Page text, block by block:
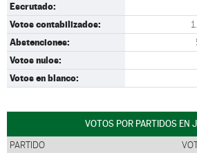
Escrutado:
Votos contabilizados:
Abstenciones:
Votos nulos:
Votos en blanco:
VOTOS POR PARTIDOS EN
PARTIDO